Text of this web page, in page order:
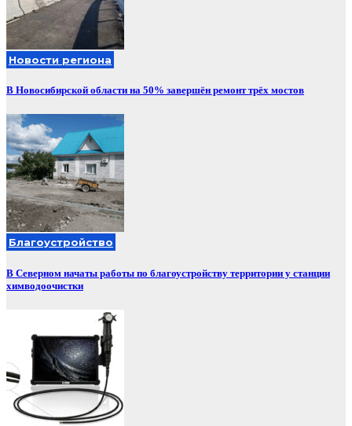
Новости региона
В Новосибирской области на 50% завершён ремонт трёх мостов
Благоустройство
В Северном начаты работы по благоустройству территории у станции
химводоочистки